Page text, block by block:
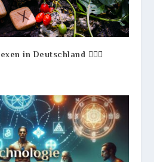
in Deutschland 🧙🏾‍♀️